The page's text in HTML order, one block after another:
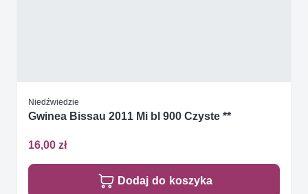
Niedźwiedzie
Gwinea Bissau 2011 Mi bl 900 Czyste **
16,00 zł
Dodaj do koszyka